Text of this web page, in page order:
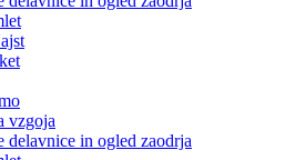
vzgoja
delavnice in ogled zaodrja